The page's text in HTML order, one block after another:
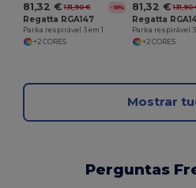
81,32 € 131,90 € -38%
Regatta RGA147
Parka respirável 3 em 1
+2 CORES
81,32 € 131,90
Regatta
+2 CORES
Mostrar
Perguntas